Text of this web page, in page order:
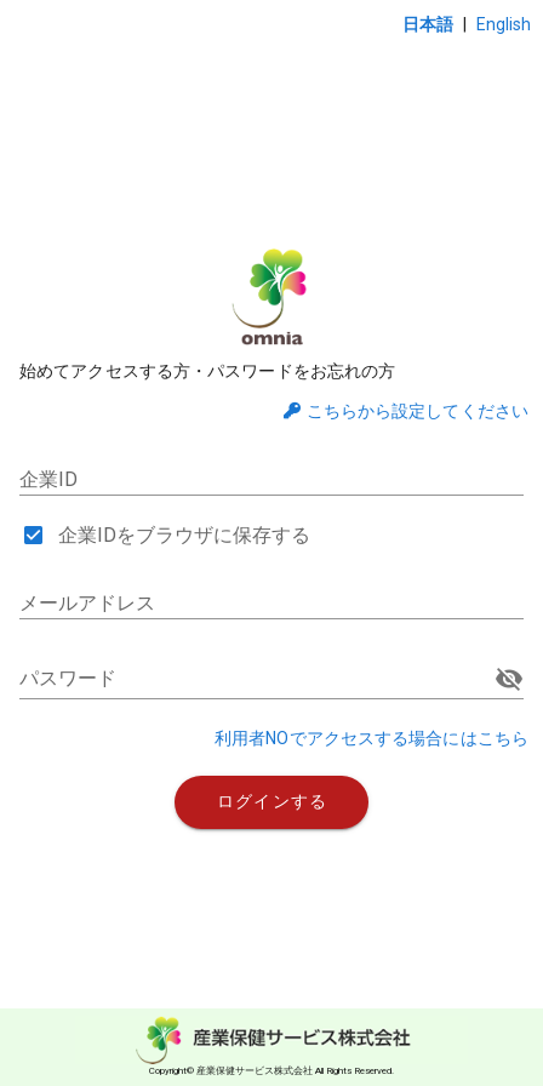
日本語 English
始めてアクセスする方・パスワードをお忘れの方
こちらから設定してください
企業ID
企業IDをブラウザに保存する
メールアドレス
パスワード
利用者NOでアクセスする場合にはこちら
ログインする
Copyright© 産業保健サービス株式会社 All Rights Reserved.